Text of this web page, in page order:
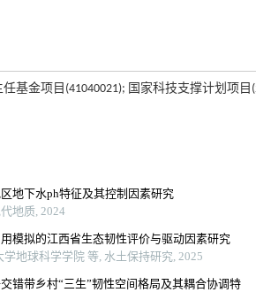
基金项目(41040021); 国家科技支撑计划项